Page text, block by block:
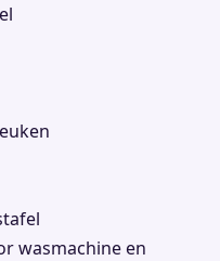
wasmachine en